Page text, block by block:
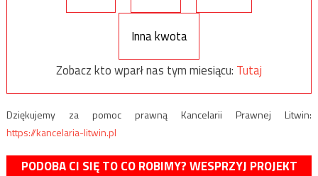
Inna kwota
Zobacz kto wparł nas tym miesiącu: Tutaj
Dziękujemy za pomoc prawną Kancelarii Prawnej Litwin:
https://kancelaria-litwin.pl
PODOBA CI SIĘ TO CO ROBIMY? WESPRZYJ PROJEKT